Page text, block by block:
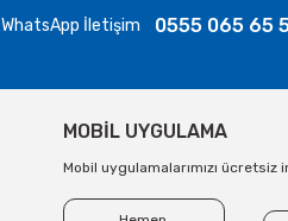
WhatsApp İletişim 0555 065 65
MOBİL UYGULAMA
Mobil uygulamalarımızı ücretsiz